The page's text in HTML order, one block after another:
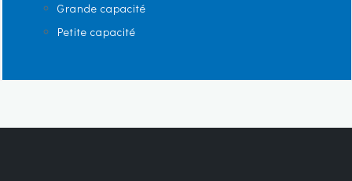
Grande capacité
Petite capacité